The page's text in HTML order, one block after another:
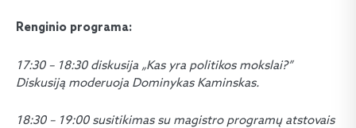
Renginio programa:
17:30 – 18:30 diskusija „Kas yra politikos mokslai?”
Diskusiją moderuoja Dominykas Kaminskas.
18:30 – 19:00 susitikimas su magistro programų atstovais